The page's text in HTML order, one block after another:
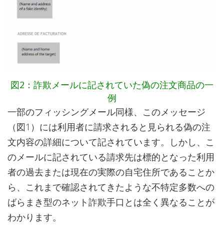
図2：詐欺メールに記されていた偽の注文商品の一
例
一部のフィッシングメール同様、このメッセージ
（図1）には利用者に請求されると見られる偽の注
文内容の詳細について記されています。しかし、こ
のメールに記されている請求先は標的となった利用
者の過去または現在の実際の自宅住所であることか
ら、これまで確認されてきたような不特定多数への
ばらまき型のネット詐欺手口とは全く異なることが
わかります。